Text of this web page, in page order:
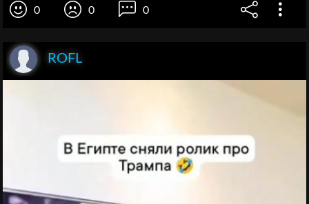
0 0 0
ROFL